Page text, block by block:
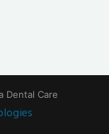
Dental Care